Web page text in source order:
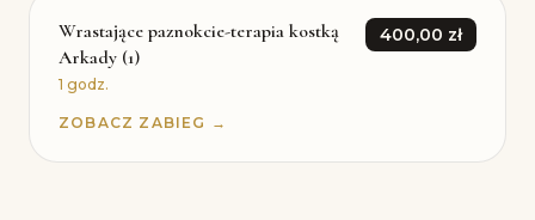
Wrastające paznokcie-terapia kostką
Arkady (1)
400,00 zł
1 godz.
ZOBACZ ZABIEG →